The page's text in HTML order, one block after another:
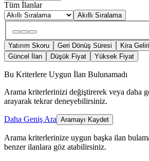
Tüm İlanlar
Akıllı Sıralama
Yatırım Skoru Geri Dönüş Süresi Kira Geliri
Güncel İlan
Düşük Fiyat Yüksek Fiyat
Bu Kriterlere Uygun İlan Bulunamadı
Arama kriterlerinizi değiştirerek veya daha
arayarak tekrar deneyebilirsiniz.
Daha Geniş Ara Aramayı Kaydet
Arama kriterlerinize uygun başka ilan
benzer ilanlara göz atabilirsiniz.